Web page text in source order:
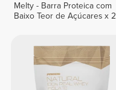
Melty - Barra Proteica com
Baixo Teor de Açúcares x 2